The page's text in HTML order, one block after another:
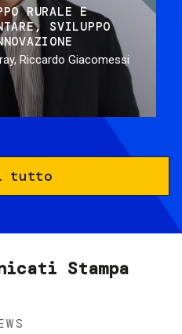
RURALE E
SVILUPPO
Riccardo Giacomessi
tutto
Stampa